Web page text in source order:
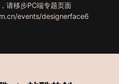
请移步PC端专题页面
events/designerface6